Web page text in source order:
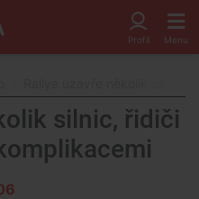
silnic, řidiči